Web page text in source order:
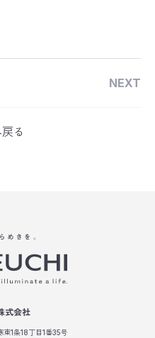
る
NEXT
式会社
1条18丁目1番35号